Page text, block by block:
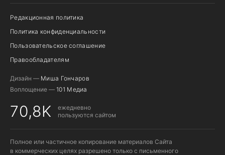
Редакционная политика
Политика конфиденциальности
Пользовательское соглашение
Правообладателям
Дизайн — Миша Гончаров
Воплощение — 101 Медиа
70,8K
ежедневно
пользуются сайтом
Полное или частичное копирование материалов Сайта
в коммерческих целях разрешено только с письменного